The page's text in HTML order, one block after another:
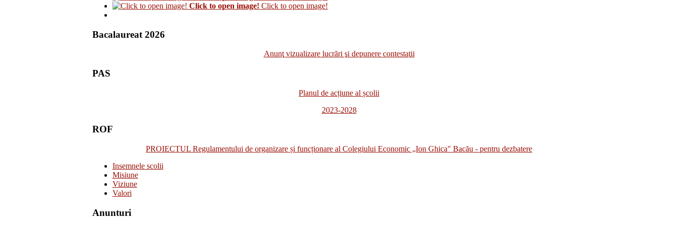
Click to open image! Click to open image!
Bacalaureat 2026
Anunţ vizualizare lucrări şi depunere contestaţii
PAS
Planul de acțiune al școlii
2023-2028
ROF
PROIECTUL Regulamentului de organizare și funcționare al Colegiului Economic „Ion Ghica" Bacău - pentru dezbatere
Insemnele scolii
Misiune
Viziune
Valori
Anunturi